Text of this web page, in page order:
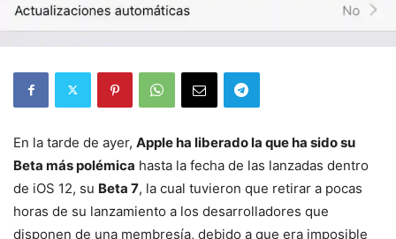
En la tarde de ayer, Apple ha liberado la que ha sido su
Beta más polémica hasta la fecha de las lanzadas dentro
de iOS 12, su Beta 7, la cual tuvieron que retirar a pocas
horas de su lanzamiento a los desarrolladores que
disponen de una membresía, debido a que era imposible